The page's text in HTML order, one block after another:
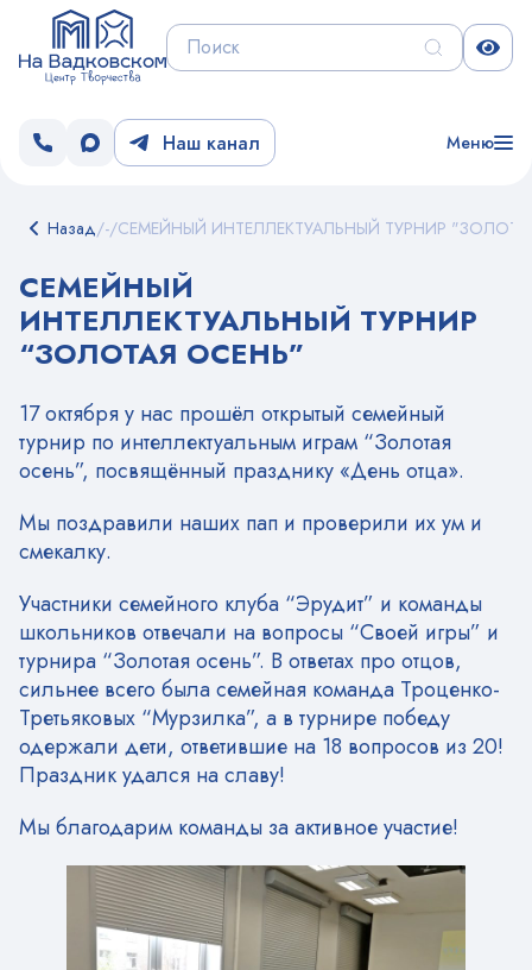
Наш канал Меню
Назад/-/СЕМЕЙНЫЙ ИНТЕЛЛЕКТУАЛЬНЫЙ ТУРНИР
СЕМЕЙНЫЙ
ИНТЕЛЛЕКТУАЛЬНЫЙ ТУРНИР
“ЗОЛОТАЯ ОСЕНЬ”
17 октября у нас прошёл открытый семейный
турнир по интеллектуальным играм “Золотая
осень”, посвящённый празднику «День отца».
Мы поздравили наших пап и проверили их ум и
смекалку.
Участники семейного клуба “Эрудит” и команды
школьников отвечали на вопросы “Своей игры” и
турнира “Золотая осень”. В ответах про отцов,
сильнее всего была семейная команда Троценко-
Третьяковых “Мурзилка”, а в турнире победу
одержали дети, ответившие на 18 вопросов из 20!
Праздник удался на славу!
Мы благодарим команды за активное участие!